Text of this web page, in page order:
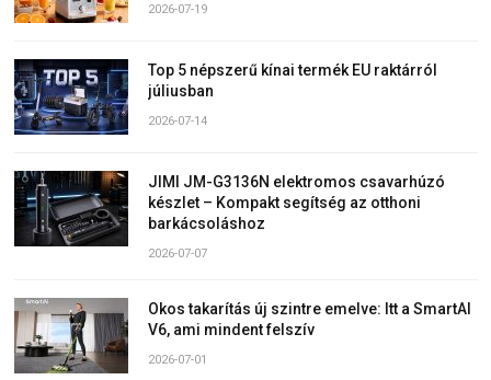
2026-07-19
Top 5 népszerű kínai termék EU raktárról
júliusban
2026-07-14
JIMI JM-G3136N elektromos csavarhúzó
készlet – Kompakt segítség az otthoni
barkácsoláshoz
2026-07-07
Okos takarítás új szintre emelve: Itt a SmartAI
V6, ami mindent felszív
2026-07-01